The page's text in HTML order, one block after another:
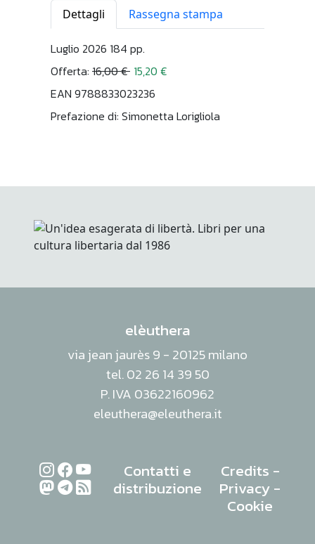
Dettagli Rassegna stampa
Luglio 2026 184 pp.
Offerta: 16,00 € 15,20 €
EAN 9788833023236
Prefazione di: Simonetta Lorigliola
elèuthera
via jean jaurès 9 - 20125 milano
tel. 02 26 14 39 50
P. IVA 03622160962
eleuthera@eleuthera.it
Contatti e
distribuzione
Credits -
Privacy-
Cookie